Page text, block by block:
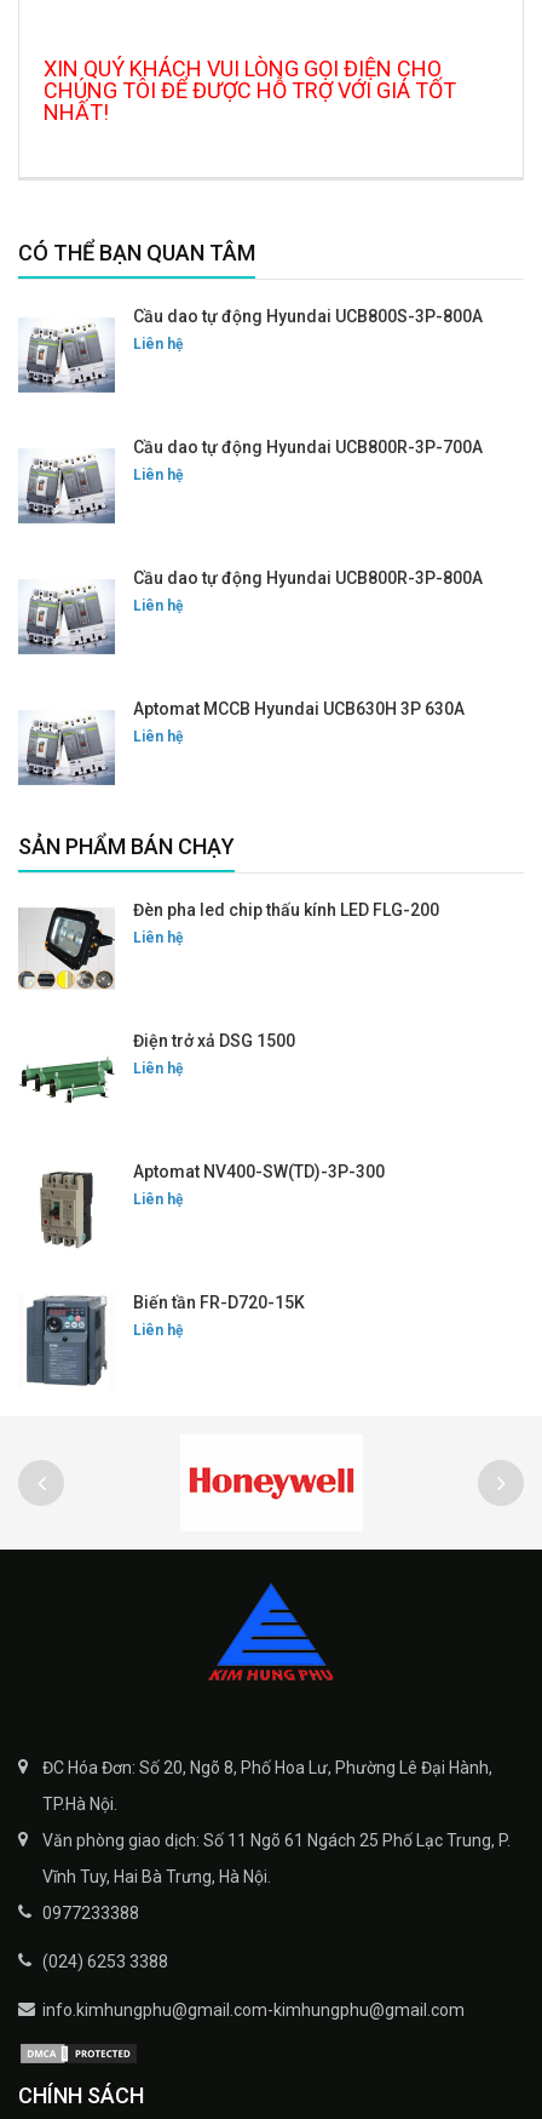
XIN QUÝ KHÁCH VUI LÒNG GỌI ĐIỆN CHO
CHÚNG TÔI ĐỂ ĐƯỢC HỖ TRỢ VỚI GIÁ TỐT
NHẤT!
CÓ THỂ BẠN QUAN TÂM
Cầu dao tự động Hyundai UCB800S-3P-800A
Liên hệ
Cầu dao tự động Hyundai UCB800R-3P-700A
Liên hệ
Cầu dao tự động Hyundai UCB800R-3P-800A
Liên hệ
Aptomat MCCB Hyundai UCB630H 3P 630A
Liên hệ
SẢN PHẨM BÁN CHẠY
Đèn pha led chip thấu kính LED FLG-200
Liên hệ
Điện trở xả DSG 1500
Liên hệ
Aptomat NV400-SW(TD)-3P-300
Liên hệ
Biến tần FR-D720-15K
Liên hệ
ĐC Hóa Đơn: Số 20, Ngõ 8, Phố Hoa Lư, Phường Lê Đại Hành,
TP.Hà Nội.
Văn phòng giao dịch: Số 11 Ngõ 61 Ngách 25 Phố Lạc Trung, P.
Vĩnh Tuy, Hai Bà Trưng, Hà Nội.
0977233388
(024) 6253 3388
info.kimhungphu@gmail.com-kimhungphu@gmail.com
CHÍNH SÁCH